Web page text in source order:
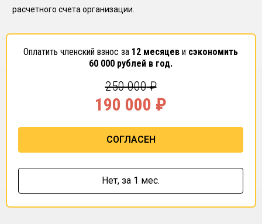
расчетного счета организации.
Оплатить членский взнос за 12 месяцев и сэкономить
60 000 рублей в год.
250 000₽
190 000 ₽
СОГЛАСЕН
Нет, за 1 мес.